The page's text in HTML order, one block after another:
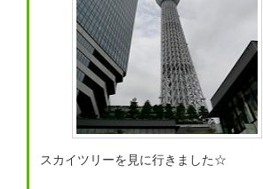
スカイツリーを見に行きました☆